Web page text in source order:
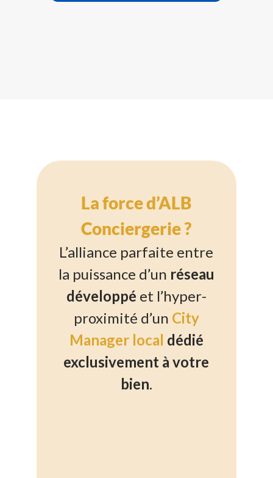
La force d’ALB
Conciergerie ?
L’alliance parfaite entre
la puissance d’un réseau
développé et l’hyper-
proximité d’un City
Manager local dédié
exclusivement à votre
bien.